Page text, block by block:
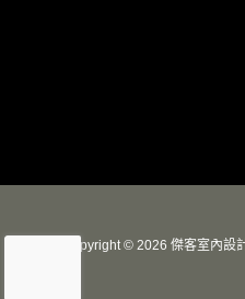
Copyright © 2026 傑客室內設